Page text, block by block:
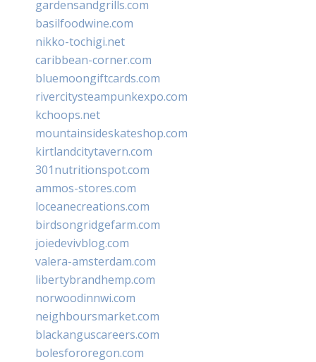
gardensandgrills.com
basilfoodwine.com
nikko-tochigi.net
caribbean-corner.com
bluemoongiftcards.com
rivercitysteampunkexpo.com
kchoops.net
mountainsideskateshop.com
kirtlandcitytavern.com
301nutritionspot.com
ammos-stores.com
loceanecreations.com
birdsongridgefarm.com
joiedevivblog.com
valera-amsterdam.com
libertybrandhemp.com
norwoodinnwi.com
neighboursmarket.com
blackanguscareers.com
bolesfororegon.com